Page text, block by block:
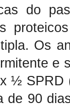
do
Os
e
½ SPRD
de 90